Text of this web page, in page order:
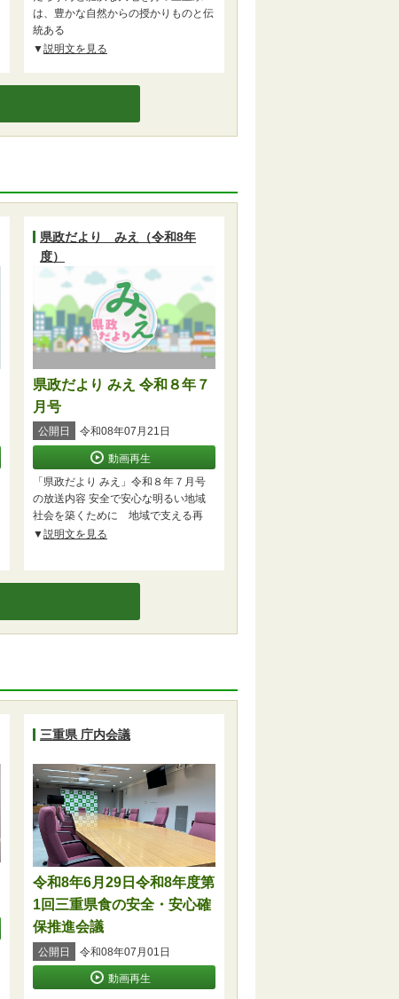
は、豊かな自然からの授かりものと伝
統ある
説明文を見る
県政だより みえ（令和8年
度）
県政だより みえ 令和８年７
月号
公開日 令和08年07月21日
動画再生
「県政だより みえ」令和８年７月号
の放送内容 安全で安心な明るい地域
社会を築くために 地域で支える再
説明文を見る
三重県 庁内会議
令和8年6月29日令和8年度第
1回三重県食の安全・安心確
保推進会議
公開日 令和08年07月01日
動画再生